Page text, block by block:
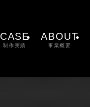
CASE
制作実績
ABOUT
事業概要